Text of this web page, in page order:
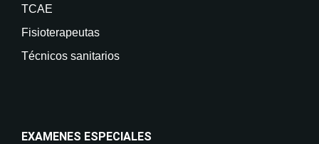
TCAE
Fisioterapeutas
Técnicos sanitarios
EXAMENES ESPECIALES